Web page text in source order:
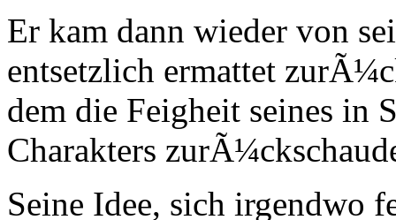
Er kam dann wieder von
entsetzlich ermattet
dem die Feigheit seines in
Charakters
Seine Idee, sich irgendwo